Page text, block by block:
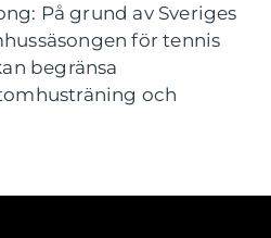
På grund av Sveriges
för tennis
begränsa
och